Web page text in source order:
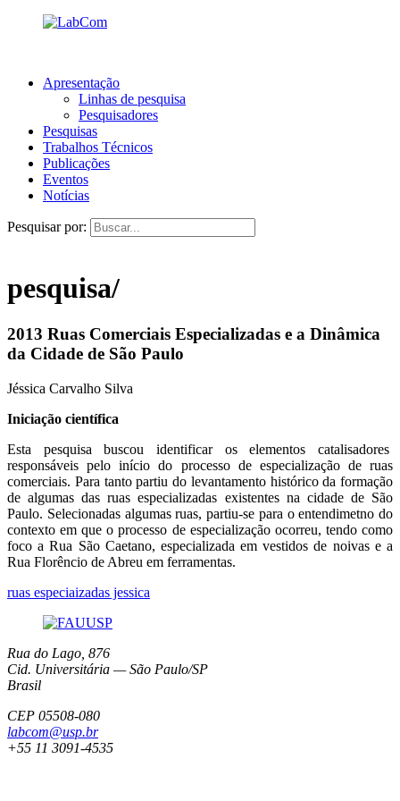
Apresentação
Linhas de pesquisa
Pesquisadores
Pesquisas
Trabalhos Técnicos
Publicações
Eventos
Notícias
Pesquisar por:
pesquisa/
2013 Ruas Comerciais Especializadas e a Dinâmica
da Cidade de São Paulo
Jéssica Carvalho Silva
Iniciação científica
Esta pesquisa buscou identificar os elementos catalisadores
responsáveis pelo início do processo de especialização de ruas
comerciais. Para tanto partiu do levantamento histórico da formação
de algumas das ruas especializadas existentes na cidade de São
Paulo. Selecionadas algumas ruas, partiu-se para o entendimetno do
contexto em que o processo de especialização ocorreu, tendo como
foco a Rua São Caetano, especializada em vestidos de noivas e a
Rua Florêncio de Abreu em ferramentas.
ruas especiaizadas jessica
Rua do Lago, 876
Cid. Universitária — São Paulo/SP
Brasil
CEP 05508-080
labcom@usp.br
+55 11 3091-4535